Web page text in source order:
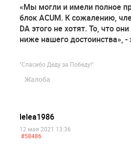
«Мы могли и имели полное
блок ACUM. К сожалению,
DA этого не хотят. То, что
ниже нашего достоинства»,
"Спасибо Деду за Победу!"
Жалоба
lelea1986
12 мая 2021 13:36
#58486